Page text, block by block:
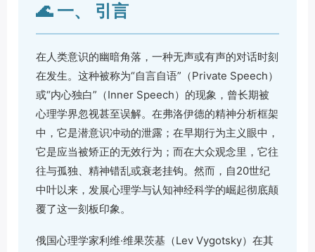
🌊 一、 引言
在人类意识的幽暗角落，一种无声或有声的对话时刻
在发生。这种被称为“自言自语”（Private Speech）
或“内心独白”（Inner Speech）的现象，曾长期被
心理学界忽视甚至误解。在弗洛伊德的精神分析框架
中，它是潜意识冲动的泄露；在早期行为主义眼中，
它是应当被矫正的无效行为；而在大众观念里，它往
往与孤独、精神错乱或衰老挂钩。然而，自20世纪
中叶以来，发展心理学与认知神经科学的崛起彻底颠
覆了这一刻板印象。
俄国心理学家利维·维果茨基（Lev Vygotsky）在其